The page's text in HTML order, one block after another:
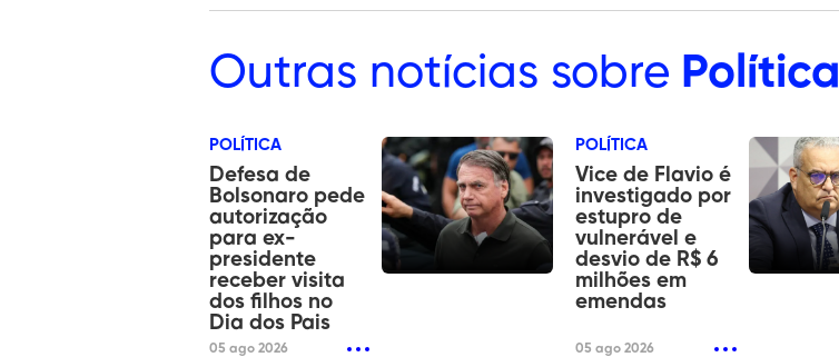
Outras notícias sobre Política
POLÍTICA
Defesa de
Bolsonaro pede
autorização
para ex-
presidente
receber visita
dos filhos no
Dia dos Pais
05 ago 2026
POLÍTICA
Vice de Flavio é
investigado por
estupro de
vulnerável e
desvio de R$ 6
milhões em
emendas
05 ago 2026